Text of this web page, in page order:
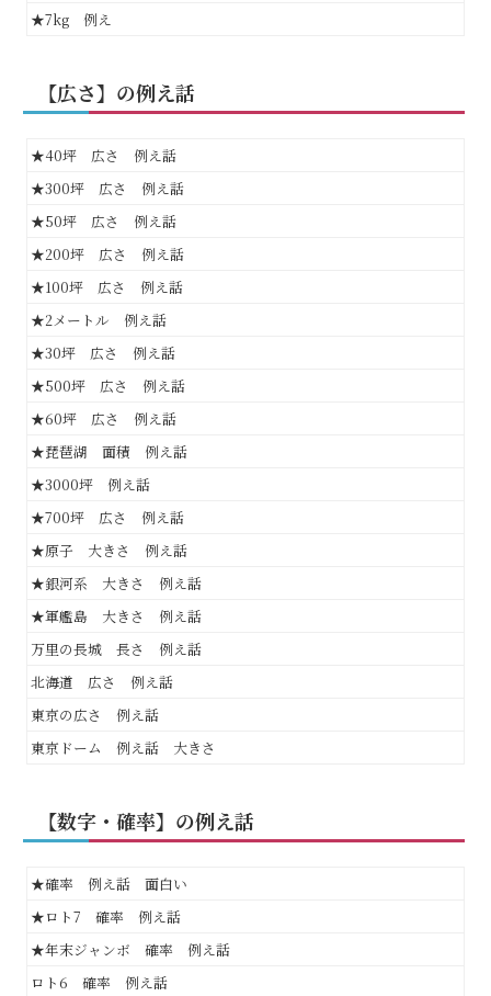
★7kg 例え
【広さ】の例え話
★40坪 広さ 例え話
★300坪 広さ 例え話
★50坪 広さ 例え話
★200坪 広さ 例え話
★100坪 広さ 例え話
★2メートル 例え話
★30坪 広さ 例え話
★500坪 広さ 例え話
★60坪 広さ 例え話
★琵琶湖 面積 例え話
★3000坪 例え話
★700坪 広さ 例え話
★原子 大きさ 例え話
★銀河系 大きさ 例え話
★軍艦島 大きさ 例え話
万里の長城 長さ 例え話
北海道 広さ 例え話
東京の広さ 例え話
東京ドーム 例え話 大きさ
【数字・確率】の例え話
★確率 例え話 面白い
★ロト7 確率 例え話
★年末ジャンボ 確率 例え話
ロト6 確率 例え話